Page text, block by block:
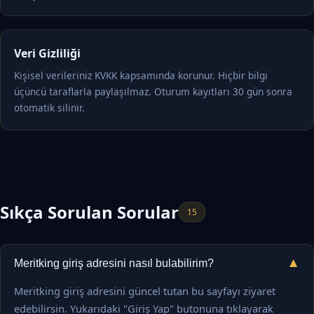
Veri Gizliliği
Kişisel verileriniz KVKK kapsamında korunur. Hiçbir bilgi
üçüncü taraflarla paylaşılmaz. Oturum kayıtları 30 gün sonra
otomatik silinir.
Sıkça Sorulan Sorular 15
Meritking giriş adresini nasıl bulabilirim? ▼
Meritking giriş adresini güncel tutan bu sayfayı ziyaret
edebilirsin. Yukarıdaki "Giriş Yap" butonuna tıklayarak